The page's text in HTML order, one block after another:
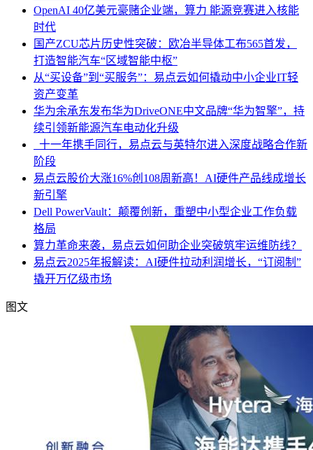
OpenAI 40亿美元豪赌企业端，算力 能源竞赛进入核能
时代
国产ZCU芯片历史性突破：欧冶半导体工布565首发，
打造智能汽车“区域智能中枢”
从“买设备”到“买服务”：易点云如何撬动中小企业IT轻
资产变革
华为余承东发布华为DriveONE中文品牌“华为智擎”，持
续引领新能源汽车电动化升级
十一年携手同行，易点云与英特尔进入深度战略合作新
阶段
易点云股价大涨16%创108周新高！AI硬件产品线成增长
新引擎
Dell PowerVault：颠覆创新，重塑中小型企业工作负载
格局
算力革命来袭，易点云如何助企业突破筑牢运维防线？
易点云2025年报解读：AI硬件拉动利润增长，“订阅制”
撬开万亿级市场
图文